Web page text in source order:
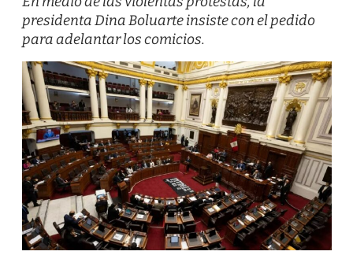
presidenta Dina Boluarte insiste con el pedido
para adelantar los comicios.